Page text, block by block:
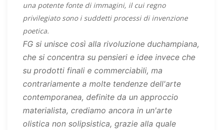
una potente fonte di immagini, il cui regno
privilegiato sono i suddetti processi di invenzione
poetica.
FG si unisce così alla rivoluzione duchampiana,
che si concentra su pensieri e idee invece che
su prodotti finali e commerciabili, ma
contrariamente a molte tendenze dell'arte
contemporanea, definite da un approccio
materialista, crediamo ancora in un'arte
olistica non solipsistica, grazie alla quale